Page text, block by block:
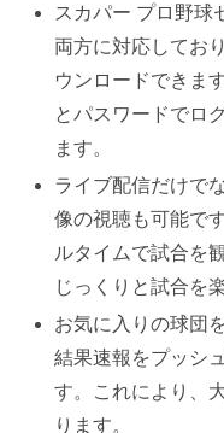
スカパー プロ野球
両方に対応してお
ウンロードできま
とパスワードでロ
ます。
ライブ配信だけで
像の視聴も可能で
ルタイムで試合を
じっくりと試合を
お気に入りの球団
結果速報をプッシ
す。これにより、
ります。